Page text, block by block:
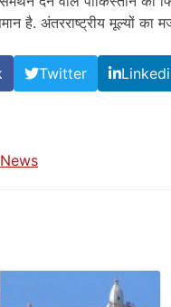
है. अंतरराष्ट्रीय मूल्यों का
Twitter